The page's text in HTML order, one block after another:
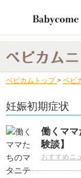
ベビカムトップ > ベビ
妊娠初期症状
働くマ
験談】
おすすめニ